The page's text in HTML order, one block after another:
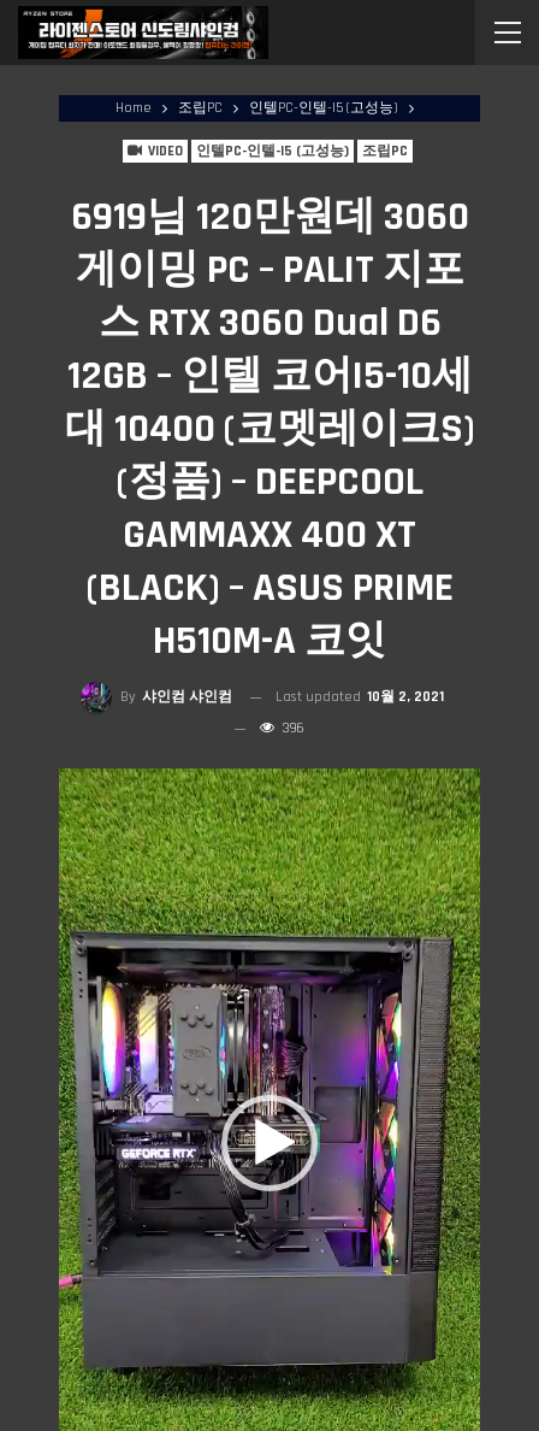
Home 조립PC 인텔PC-인텔-I5 (고성능)
VIDEO 인텔PC-인텔-I5 (고성능) 조립PC
6919님 120만원데 3060
게이밍 PC – PALIT 지포
스 RTX 3060 Dual D6
12GB – 인텔 코어i5-10세
대 10400 (코멧레이크S)
(정품) – DEEPCOOL
GAMMAXX 400 XT
(BLACK) – ASUS PRIME
H510M-A 코잇
By 샤인컴 샤인컴 Last updated 10월 2, 2021
396
비디오 플레이어